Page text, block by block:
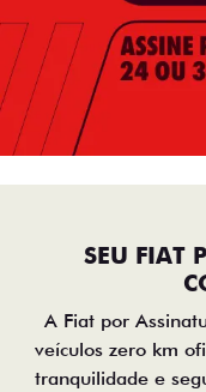
SEU FIAT
A Fiat por
veículos zero km
tranquilidade e